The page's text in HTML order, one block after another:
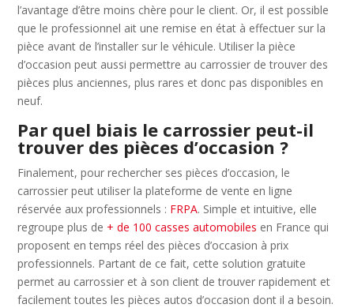
l’avantage d’être moins chère pour le client. Or, il est possible
que le professionnel ait une remise en état à effectuer sur la
pièce avant de l’installer sur le véhicule. Utiliser la pièce
d’occasion peut aussi permettre au carrossier de trouver des
pièces plus anciennes, plus rares et donc pas disponibles en
neuf.
Par quel biais le carrossier peut-il
trouver des pièces d’occasion ?
Finalement, pour rechercher ses pièces d’occasion, le
carrossier peut utiliser la plateforme de vente en ligne
réservée aux professionnels : FRPA. Simple et intuitive, elle
regroupe plus de + de 100 casses automobiles en France qui
proposent en temps réel des pièces d’occasion à prix
professionnels. Partant de ce fait, cette solution gratuite
permet au carrossier et à son client de trouver rapidement et
facilement toutes les pièces autos d’occasion dont il a besoin.